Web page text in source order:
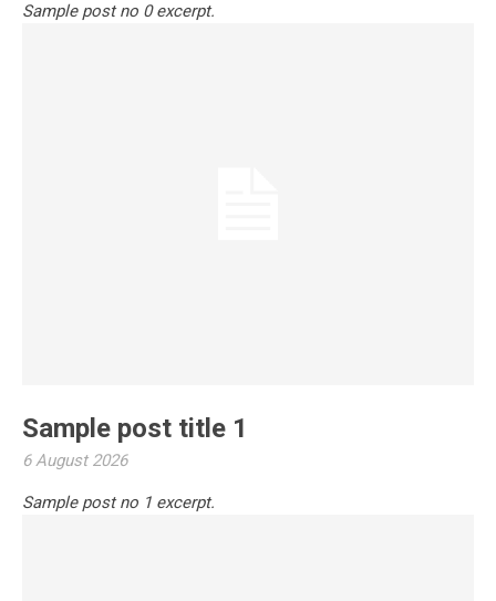
Sample post no 0 excerpt.
Sample post title 1
6 August 2026
Sample post no 1 excerpt.